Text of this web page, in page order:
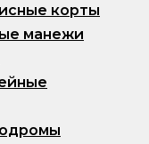
корты
манежи